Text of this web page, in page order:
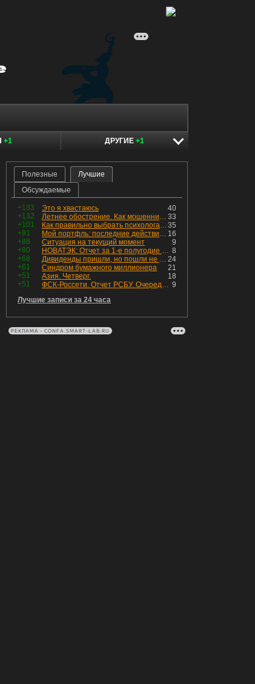
+1 ДРУГИЕ +1
Полезные
Лучшие
Обсуждаемые
+133 40
Это я хвастаюсь
+132
33
Летнее обострение. Как мошенники пытаются подсунуть кнопку "БАБЛО" девушкам
+101
35
Как правильно выбрать психолога. Показания к лечению
+91
16
Мой портфль: последние действия и текущая структура. Краткий комментарий по всем позициям
+88
9
Ситуация на текущий момент
+80
8
НОВАТЭК: Отчет за 1-е полугодие 2026 - прибыль продолжает падать, но лучшее впереди, если не прилетит
+68
24
Дивиденды пришли, но пошли не туда
+61
21
Синдром бумажного миллионера
+51
18
Азия. Четверг.
+51
9
ФСК-Россети. Отчет РСБУ. Очередная допка - бомбовые новости в эфире
Лучшие записи за 24 часа
РЕКЛАМА • CONFA.SMART-LAB.RU